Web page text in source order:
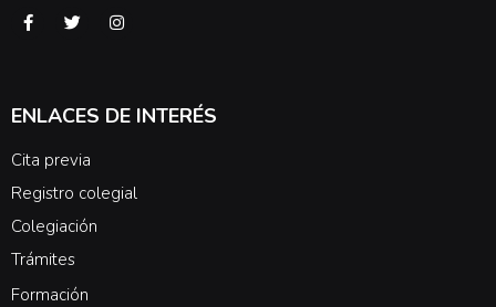
ENLACES DE INTERÉS
Cita previa
Registro colegial
Colegiación
Trámites
Formación